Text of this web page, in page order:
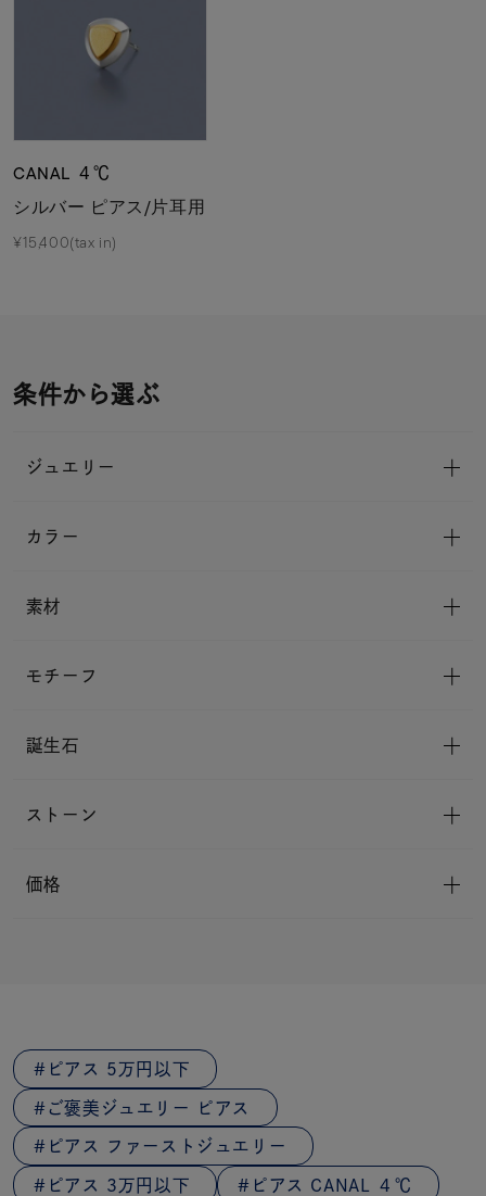
CANAL ４℃
シルバー ピアス/片耳用
¥15,400(tax in)
条件から選ぶ
ジュエリー
カラー
素材
モチーフ
誕生石
ストーン
価格
ピアス 5万円以下
ご褒美ジュエリー ピアス
ピアス ファーストジュエリー
ピアス 3万円以下 ピアス CANAL ４℃